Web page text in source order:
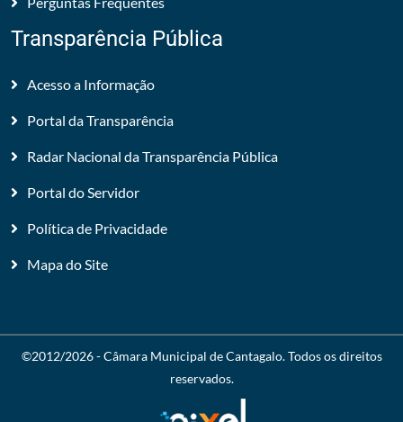
Transparência Pública
Acesso a Informação
Portal da Transparência
Radar Nacional da Transparência Pública
Portal do Servidor
Política de Privacidade
Mapa do Site
©2012/2026 -Câmara Municipal de Cantagalo. Todos os direitos
reservados.